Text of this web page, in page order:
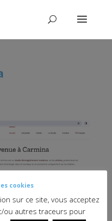
cookies
sur ce site, vous acceptez
ou autres traceurs pour